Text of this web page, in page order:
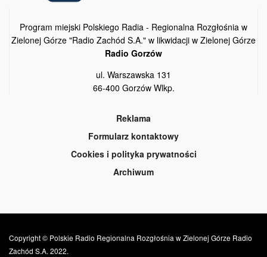
Program miejski Polskiego Radia - Regionalna Rozgłośnia w
Zielonej Górze "Radio Zachód S.A." w likwidacji w Zielonej Górze
Radio Gorzów
ul. Warszawska 131
66-400 Gorzów Wlkp.
Reklama
Formularz kontaktowy
Cookies i polityka prywatności
Archiwum
Copyright © Polskie Radio Regionalna Rozgłośnia w Zielonej Górze Radio
Zachód S.A. 2022.